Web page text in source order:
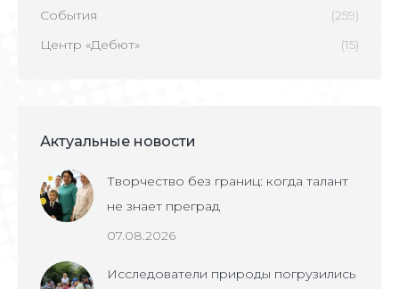
События
(259)
Центр «Дебют»
(15)
Актуальные новости
Творчество без границ: когда талант
не знает преград
07.08.2026
Исследователи природы погрузились